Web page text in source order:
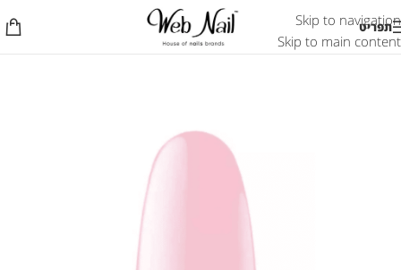
Skip to navigation
Skip to main content
תפריט
אזל המלאי